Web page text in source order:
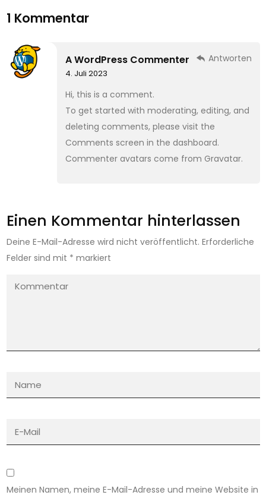
1 Kommentar
A WordPress Commenter
4. Juli 2023
Antworten
Hi, this is a comment.
To get started with moderating, editing, and
deleting comments, please visit the
Comments screen in the dashboard.
Commenter avatars come from Gravatar.
Einen Kommentar hinterlassen
Deine E-Mail-Adresse wird nicht veröffentlicht. Erforderliche
Felder sind mit * markiert
Meinen Namen, meine E-Mail-Adresse und meine Website in